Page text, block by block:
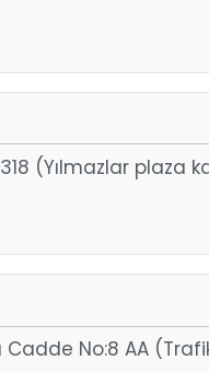
(Yılmazlar plaza
No:8 AA